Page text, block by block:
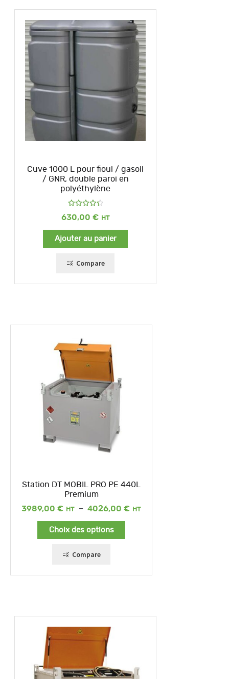
Cuve 1000 L pour fioul / gasoil
/ GNR, double paroi en
polyéthylène
4.45 sur
5
630,00 €
Ajouter au panier
Compare
Station DT MOBIL PRO PE 440L
Premium
3989,00 € – 4026,00 €
Plage
Choix des options
Compare